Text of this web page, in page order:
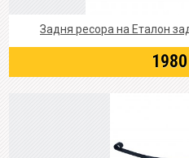
Задня ресора на Еталон
1980